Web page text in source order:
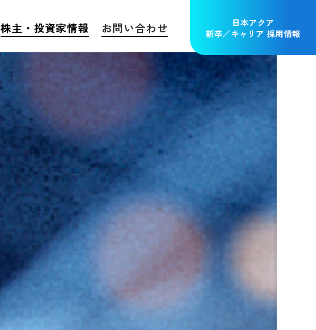
株主・投資家情報 お問い合わせ
日本アクア
新卒／キャリア 採用情報